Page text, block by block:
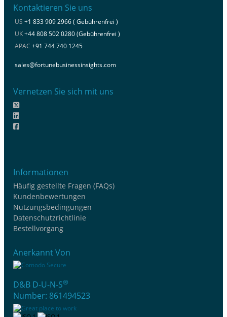
Kontaktieren Sie uns
US +1 833 909 2966 ( Gebührenfrei )
UK+44 808 502 0280 (Gebührenfrei )
APAC +91 744 740 1245
sales@fortunebusinessinsights.com
Vernetzen Sie sich mit uns
Informationen
Häufig gestellte Fragen (FAQs)
Kundenbewertungen
Nutzungsbedingungen
Datenschutzrichtlinie
Bestellvorgang
Anerkannt Von
D&B D-U-N-S®
Number: 861494523